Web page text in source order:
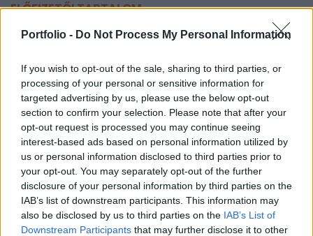
Portfolio - Do Not Process My Personal Information
If you wish to opt-out of the sale, sharing to third parties, or
processing of your personal or sensitive information for
targeted advertising by us, please use the below opt-out
section to confirm your selection. Please note that after your
opt-out request is processed you may continue seeing
interest-based ads based on personal information utilized by
us or personal information disclosed to third parties prior to
your opt-out. You may separately opt-out of the further
disclosure of your personal information by third parties on the
IAB’s list of downstream participants. This information may
also be disclosed by us to third parties on the IAB’s List of
Downstream Participants that may further disclose it to other
ELŐFIZETŐI TARTALOM
Eladta közép-európai szállodáit az
Accor
MTI
2015. január 08. 15:22
Megállapodást kötött a francia Accor szállodalánc
az érdekeltségébe tartozó lengyel Orbis
szállodacsoporttal az Accor 46 kelet-közép-
európai szállodájának átvételéről; a 142,3 millió
eurós ügylet eredményeként az Orbis a régió 16